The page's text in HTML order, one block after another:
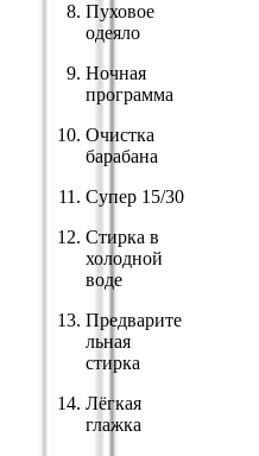
Пуховое
одеяло
Ночная
программа
Очистка
барабана
Супер 15/30
Стирка в
холодной
воде
Предварите
льная
стирка
Лёгкая
глажка